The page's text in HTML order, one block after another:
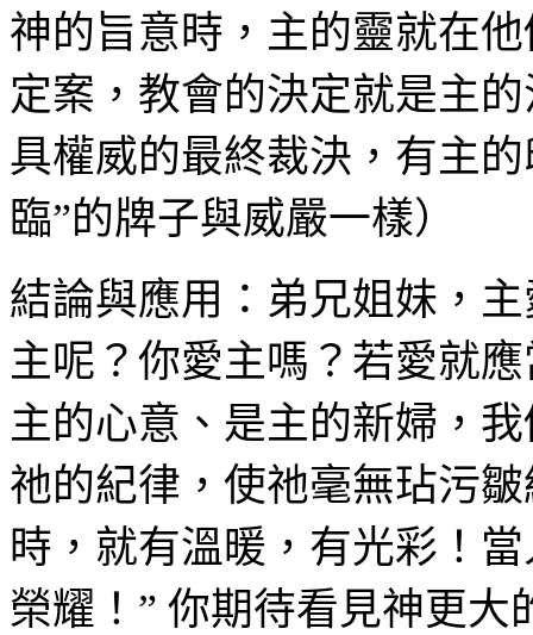
神的旨意時，主的靈就在
定案，教會的決定就是主
具權威的最終裁決，有主
臨”的牌子與威嚴一樣）
結論與應用：弟兄姐妹，
主呢？你愛主嗎？若愛就
主的心意、是主的新婦，
祂的紀律，使祂毫無玷污
時，就有溫暖，有光彩！
榮耀！ ” 你期待看見神更大